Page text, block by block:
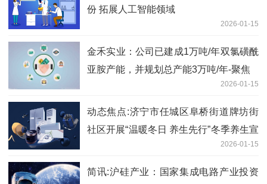
份 拓展人工智能领域
2026-01-15
金禾实业：公司已建成1万吨/年双氯磺酰
亚胺产能，并规划总产能3万吨/年-聚焦
2026-01-15
动态焦点:济宁市任城区阜桥街道牌坊街
社区开展“温暖冬日 养生先行”冬季养生宣
2026-01-15
简讯:沪硅产业：国家集成电路产业投资